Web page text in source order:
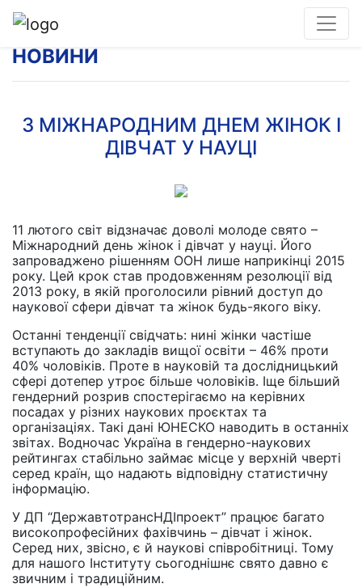
НОВИНИ
З МІЖНАРОДНИМ ДНЕМ ЖІНОК І
ДІВЧАТ У НАУЦІ
11 лютого світ відзначає доволі молоде свято –
Міжнародний день жінок і дівчат у науці. Його
запроваджено рішенням ООН лише наприкінці 2015
року. Цей крок став продовженням резолюції від
2013 року, в якій проголосили рівний доступ до
наукової сфери дівчат та жінок будь-якого віку.
Останні тенденції свідчать: нині жінки частіше
вступають до закладів вищої освіти – 46% проти
40% чоловіків. Проте в науковій та дослідницький
сфері дотепер утроє більше чоловіків. Іще більший
гендерний розрив спостерігаємо на керівних
посадах у різних наукових проєктах та
організаціях. Такі дані ЮНЕСКО наводить в останніх
звітах. Водночас Україна в гендерно-наукових
рейтингах стабільно займає місце у верхній чверті
серед країн, що надають відповідну статистичну
інформацію.
У ДП “ДержавтотрансНДІпроект” працює багато
високопрофесійних фахівчинь – дівчат і жінок.
Серед них, звісно, є й наукові співробітниці. Тому
для нашого Інституту сьогоднішнє свято давно є
звичним і традиційним.